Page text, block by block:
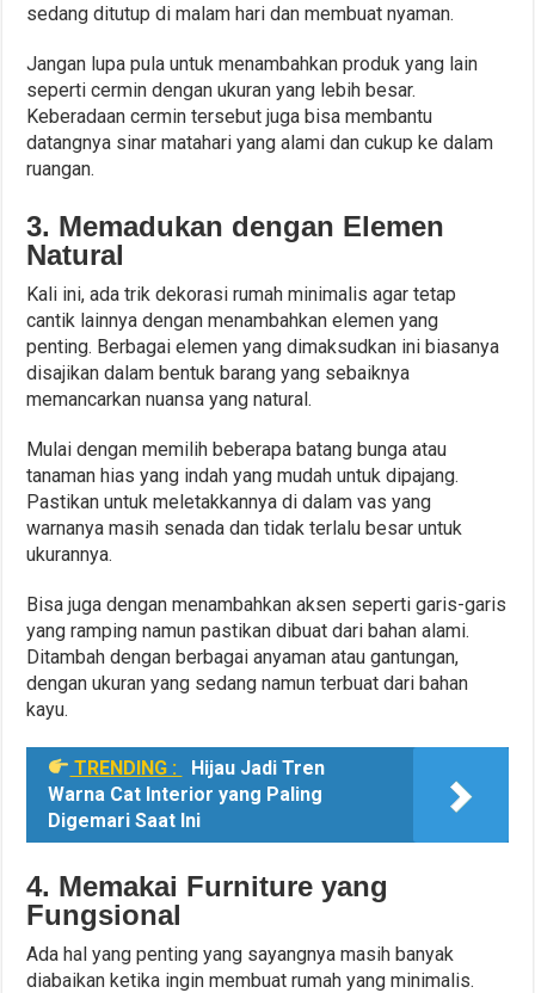
sedang ditutup di malam hari dan membuat nyaman.
Jangan lupa pula untuk menambahkan produk yang lain
seperti cermin dengan ukuran yang lebih besar.
Keberadaan cermin tersebut juga bisa membantu
datangnya sinar matahari yang alami dan cukup ke dalam
ruangan.
3. Memadukan dengan Elemen
Natural
Kali ini, ada trik dekorasi rumah minimalis agar tetap
cantik lainnya dengan menambahkan elemen yang
penting. Berbagai elemen yang dimaksudkan ini biasanya
disajikan dalam bentuk barang yang sebaiknya
memancarkan nuansa yang natural.
Mulai dengan memilih beberapa batang bunga atau
tanaman hias yang indah yang mudah untuk dipajang.
Pastikan untuk meletakkannya di dalam vas yang
warnanya masih senada dan tidak terlalu besar untuk
ukurannya.
Bisa juga dengan menambahkan aksen seperti garis-garis
yang ramping namun pastikan dibuat dari bahan alami.
Ditambah dengan berbagai anyaman atau gantungan,
dengan ukuran yang sedang namun terbuat dari bahan
kayu.
TRENDING :
Hijau Jadi Tren
Warna Cat Interior yang Paling
Digemari Saat Ini
4. Memakai Furniture yang
Fungsional
Ada hal yang penting yang sayangnya masih banyak
diabaikan ketika ingin membuat rumah yang minimalis.